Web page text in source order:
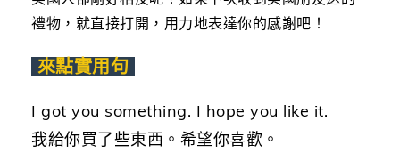
禮物，就直接打開，用力地表達你的感謝吧！
來點實用句
I got you something. I hope you like it.
我給你買了些東西。希望你喜歡。